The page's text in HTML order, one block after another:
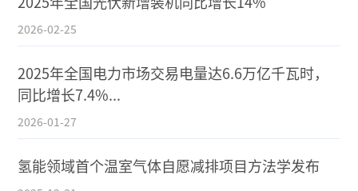
2026-02-25
2025年全国电力市场交易电量达6.6万亿千瓦时，
同比增长7.4%...
2026-01-27
氢能领域首个温室气体自愿减排项目方法学发布